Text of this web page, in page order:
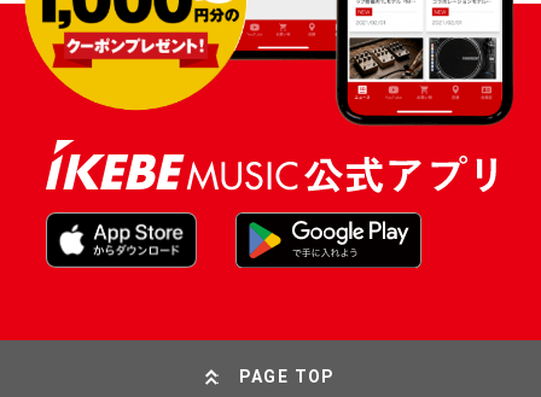
PAGE TOP